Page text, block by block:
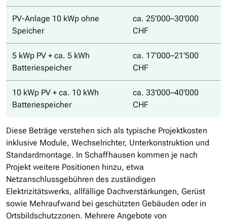
PV-Anlage 10 kWp ohne
Speicher
ca. 25'000–30'000
CHF
5 kWp PV + ca. 5 kWh
Batteriespeicher
ca. 17'000–21'500
CHF
10 kWp PV + ca. 10 kWh
Batteriespeicher
ca. 33'000–40'000
CHF
Diese Beträge verstehen sich als typische Projektkosten
inklusive Module, Wechselrichter, Unterkonstruktion und
Standardmontage. In Schaffhausen kommen je nach
Projekt weitere Positionen hinzu, etwa
Netzanschlussgebühren des zuständigen
Elektrizitätswerks, allfällige Dachverstärkungen, Gerüst
sowie Mehraufwand bei geschützten Gebäuden oder in
Ortsbildschutzzonen. Mehrere Angebote von